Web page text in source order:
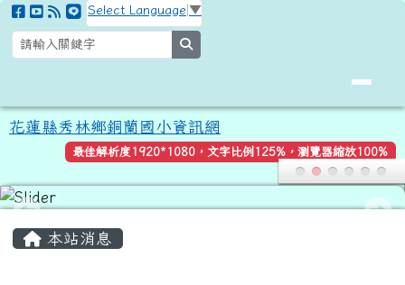
跳至主內容區
花蓮縣秀林鄉銅蘭國小資訊網
Select Language ▼
花蓮縣秀林鄉銅蘭國小資訊網
最佳解析度1920*1080，文字比例125%，瀏覽器縮放100%
本站消息